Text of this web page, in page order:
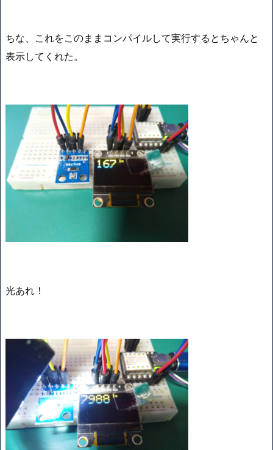
ちな、これをこのままコンパイルして実行するとちゃんと
表示してくれた。
光あれ！